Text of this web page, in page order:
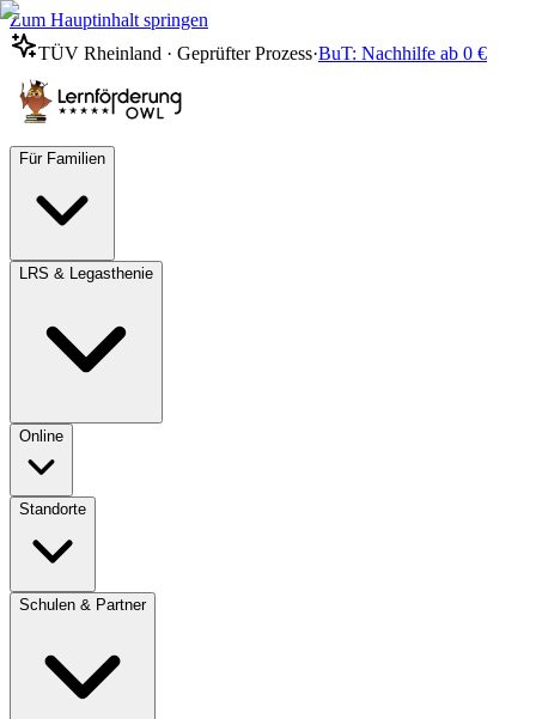
Zum Hauptinhalt springen
TÜV Rheinland · Geprüfter Prozess·BuT: Nachhilfe ab 0 €
Für Familien
LRS & Legasthenie
Online
Standorte
Schulen & Partner